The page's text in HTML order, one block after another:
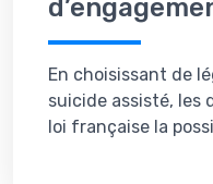
En choisissant de
suicide assisté, les
loi française la